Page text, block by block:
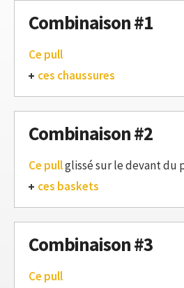
Combinaison #1
Ce pull
ces chaussures
Combinaison #2
Ce pullglissé sur le devant du
ces baskets
Combinaison #3
Ce pull